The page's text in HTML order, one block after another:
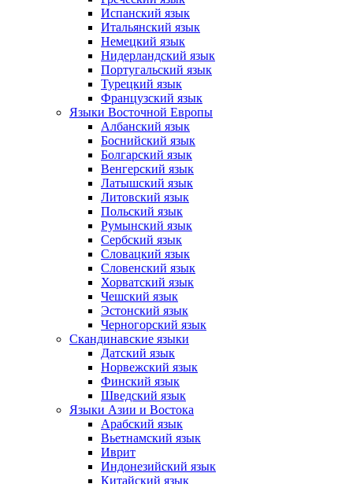
Испанский язык
Итальянский язык
Немецкий язык
Нидерландский язык
Португальский язык
Турецкий язык
Французский язык
Языки Восточной Европы
Албанский язык
Боснийский язык
Болгарский язык
Венгерский язык
Латышский язык
Литовский язык
Польский язык
Румынский язык
Сербский язык
Словацкий язык
Словенский язык
Хорватский язык
Чешский язык
Эстонский язык
Черногорский язык
Скандинавские языки
Датский язык
Норвежский язык
Финский язык
Шведский язык
Языки Азии и Востока
Арабский язык
Вьетнамский язык
Иврит
Индонезийский язык
Китайский язык